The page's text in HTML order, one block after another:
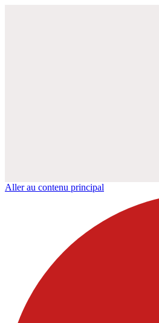
Aller au contenu principal